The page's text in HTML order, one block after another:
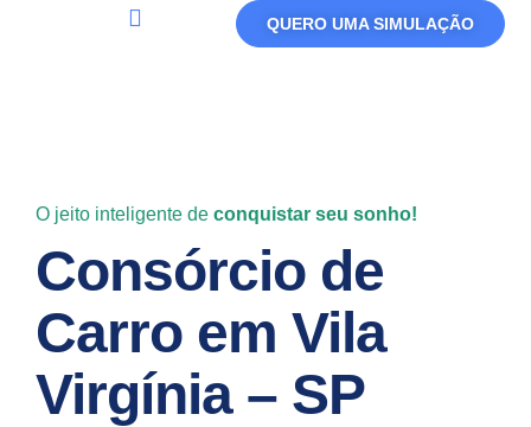
QUERO UMA SIMULAÇÃO
O jeito inteligente de conquistar seu sonho!
Consórcio de
Carro em Vila
Virgínia – SP